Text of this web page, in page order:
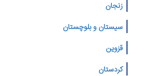
زنجان
سیستان و بلوچستان
قزوین
کردستان